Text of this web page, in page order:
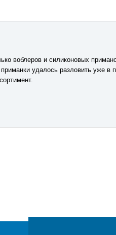
воблеров и силиконовых
приманки удалось разловить уже в